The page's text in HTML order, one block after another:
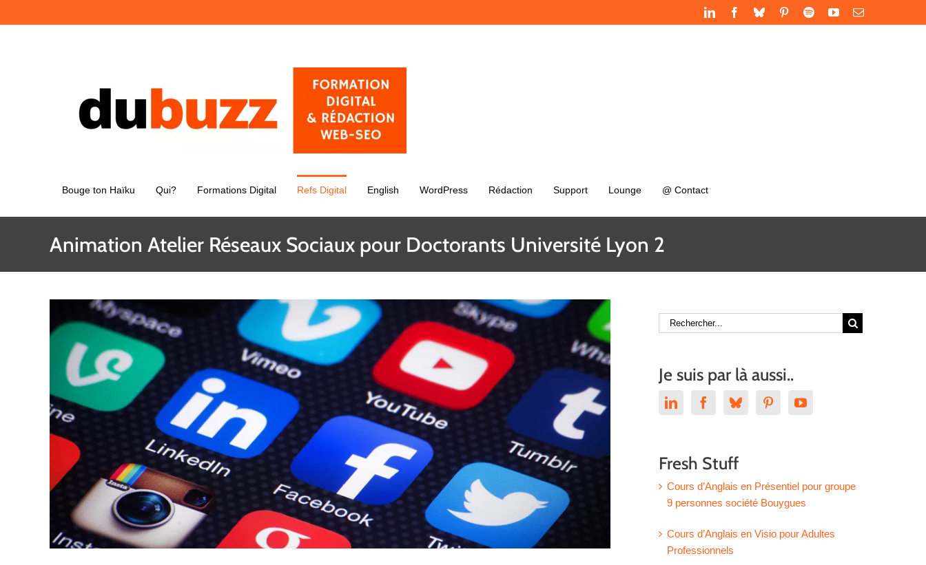
au
LinkedInFacebook
BlueskyPinterestSpotifyYouTubeEmail
Bouge ton Haïku Qui? Formations Digital Refs Digital English WordPress Rédaction Support Lounge @ Contact
Animation Atelier Réseaux Sociaux pour Doctorants Université Lyon 2
Rechercher:
Je suis par là aussi..
Fresh Stuff
Cours d’Anglais en Présentiel pour groupe
9 personnes société Bouygues
Cours d’Anglais en Visio pour Adultes
Professionnels